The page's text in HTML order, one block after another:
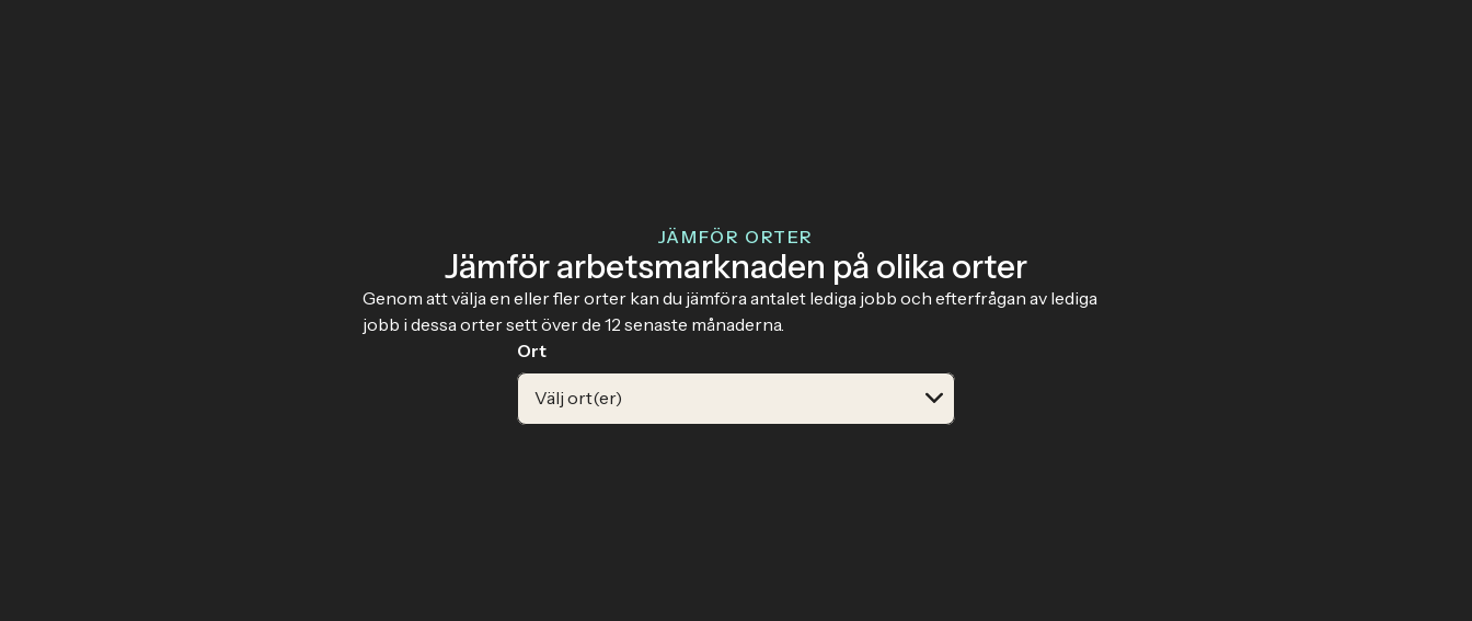
JÄMFÖR ORTER
Jämför arbetsmarknaden på olika orter
Genom att välja en eller fler orter kan du jämföra antalet lediga jobb och efterfrågan av lediga
jobb i dessa orter sett över de 12 senaste månaderna.
Ort
Välj ort(er)